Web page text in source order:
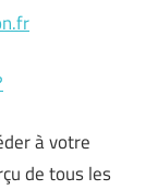
à votre
de tous les